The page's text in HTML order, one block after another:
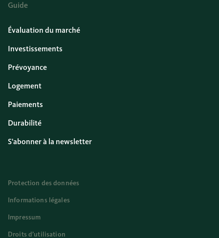
Guide
Évaluation du marché
Investissements
Prévoyance
Logement
Paiements
Durabilité
S'abonner à la newsletter
Protection des données
Informations légales
Impressum
Droits d’utilisation